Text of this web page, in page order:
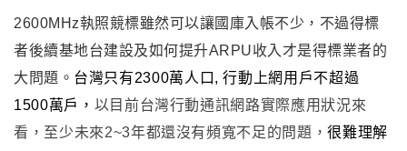
2600MHz執照競標雖然可以讓國庫入帳不少 ，不過得標
者後續基地台建設及如何提升ARPU收入才是得標業者的
大問題 。 台灣只有2300萬人口, 行動上網用戶不超過
1500萬戶 ， 以目前台灣行動通訊網路實際應用狀況來
看，至少未來2~3年都還沒有頻寬不足的問題 ，很難理解